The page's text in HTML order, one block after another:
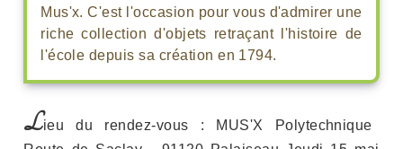
Mus'x. C'est l'occasion pour vous d'admirer une
riche collection d'objets retraçant l'histoire de
l'école depuis sa création en 1794.
Lieu du rendez-vous : MUS'X Polytechnique